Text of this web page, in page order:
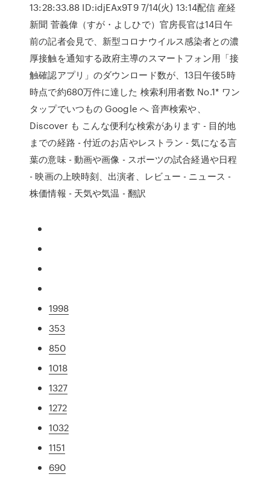
13:28:33.88 ID:idjEAx9T9 7/14(火) 13:14配信 産経
新聞 菅義偉（すが・よしひで）官房長官は14日午
前の記者会見で、新型コロナウイルス感染者との濃
厚接触を通知する政府主導のスマートフォン用「接
触確認アプリ」のダウンロード数が、13日午後5時
時点で約680万件に達した 検索利用者数 No.1* ワン
タップでいつもの Google へ 音声検索や、
Discover も こんな便利な検索があります - 目的地
までの経路 - 付近のお店やレストラン - 気になる言
葉の意味 - 動画や画像 - スポーツの試合経過や日程
- 映画の上映時刻、出演者、レビュー - ニュース -
株価情報 - 天気や気温 - 翻訳
1998
353
850
1018
1327
1272
1032
1151
690